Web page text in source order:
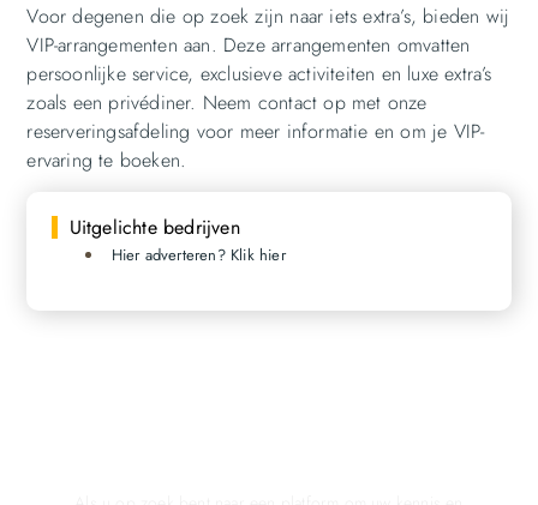
Voor degenen die op zoek zijn naar iets extra’s, bieden wij
VIP-arrangementen aan. Deze arrangementen omvatten
persoonlijke service, exclusieve activiteiten en luxe extra’s
zoals een privédiner. Neem contact op met onze
reserveringsafdeling voor meer informatie en om je VIP-
ervaring te boeken.
Uitgelichte bedrijven
Hier adverteren? Klik hier